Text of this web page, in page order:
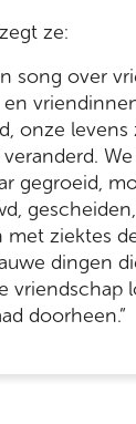
ze:
song over
onze levens
gegroeid,
ziektes
dingen
vriendschap
doorheen.”